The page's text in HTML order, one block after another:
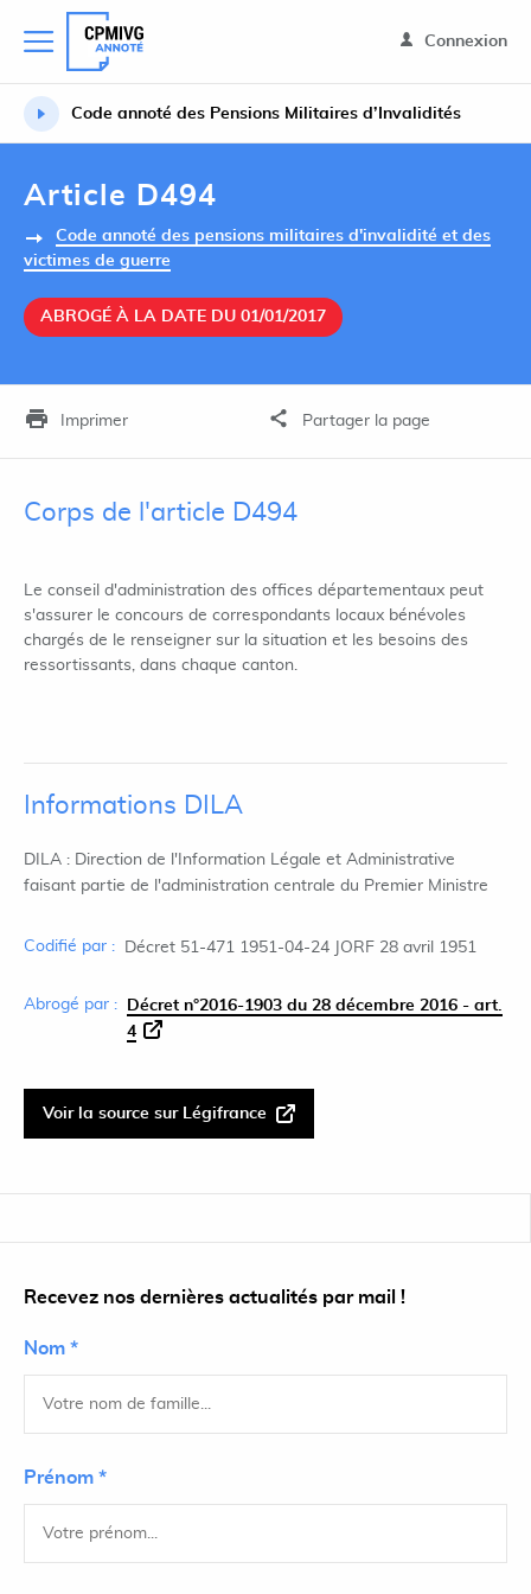
Connexion
Code annoté des Pensions Militaires d’Invalidités
Article D494
Code annoté des pensions militaires d'invalidité et des
victimes de guerre
ABROGÉ À LA DATE DU 01/01/2017
Imprimer Partager la page
Corps de l'article D494
Le conseil d'administration des offices départementaux peut
s'assurer le concours de correspondants locaux bénévoles
chargés de le renseigner sur la situation et les besoins des
ressortissants, dans chaque canton.
Informations DILA
DILA : Direction de l'Information Légale et Administrative
faisant partie de l'administration centrale du Premier Ministre
Codifié par : Décret 51-471 1951-04-24 JORF 28 avril 1951
Abrogé par :
Décret n°2016-1903 du 28 décembre 2016 - art.
4
Voir la source sur Légifrance
Recevez nos dernières actualités par mail !
Nom *
Prénom *